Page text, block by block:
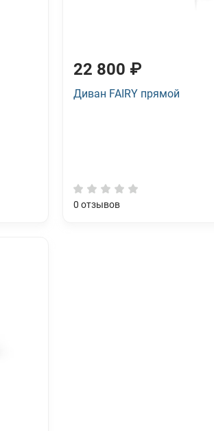
22 800 ₽
Диван FAIRY прямой
0 отзывов